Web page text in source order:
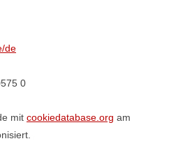
de
0
mit cookiedatabase.org am